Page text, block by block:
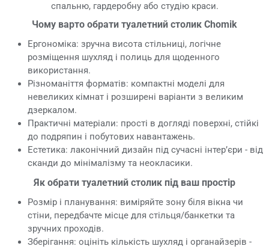
спальню, гардеробну або студію краси.
Чому варто обрати туалетний столик Chomik
Ергономіка: зручна висота стільниці, логічне
розміщення шухляд і полиць для щоденного
використання.
Різноманіття форматів: компактні моделі для
невеликих кімнат і розширені варіанти з великим
дзеркалом.
Практичні матеріали: прості в догляді поверхні, стійкі
до подряпин і побутових навантажень.
Естетика: лаконічний дизайн під сучасні інтер’єри - від
сканди до мінімалізму та неокласики.
Як обрати туалетний столик під ваш простір
Розмір і планування: виміряйте зону біля вікна чи
стіни, передбачте місце для стільця/банкетки та
зручних проходів.
Зберігання: оцініть кількість шухляд і органайзерів -